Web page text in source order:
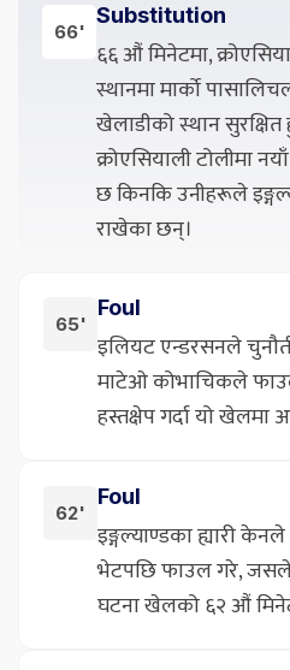
66'
Substitution
६६ औं मिनेटमा,
स्थानमा मार्को
खेलाडीको स्थान सुरक्षित
क्रोएसियाली टोलीमा
छ किनकि उनीहरूले
राखेका छन्।
65'
Foul
इलियट एन्डरसनले
माटेओ कोभाचिकले
हस्तक्षेप गर्दा यो खेलमा
62'
Foul
इङ्गल्याण्डका ह्यारी
भेटपछि फाउल गरे, जसले
घटना खेलको ६२ औं